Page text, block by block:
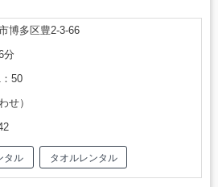
博多区豊2-3-66
分
50
せ）
タル タオルレンタル